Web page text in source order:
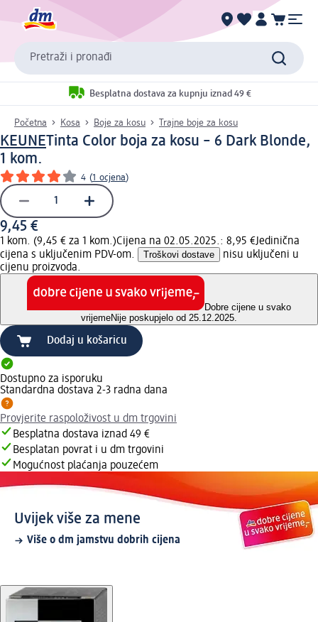
Pretraži i pronađi
Besplatna dostava za kupnju iznad 49 €
Početna Kosa Boje za kosu Trajne boje za kosu
KEUNETinta Color boja za kosu – 6 Dark Blonde,
1 kom.
4 (1 ocjena)
9,45 €
1 kom. (9,45 € za 1 kom.)Cijena na 02.05.2025.: 8,95 €Jedinična
cijena s uključenim PDV-om.
Troškovi dostave
nisu uključeni u
cijenu proizvoda.
Dobre cijene u svako
vrijemeNije poskupjelo od 25.12.2025.
Dodaj u košaricu
Dostupno za isporuku
Standardna dostava 2-3 radna dana
Provjerite raspoloživost u dm trgovini
Besplatna dostava iznad 49 €
Besplatan povrat i u dm trgovini
Mogućnost plaćanja pouzećem
Uvijek više za mene
Više o dm jamstvu dobrih cijena